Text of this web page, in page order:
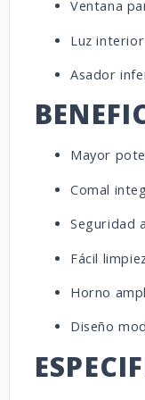
Ventana
Luz interior
Asador
Mayor
Comal
Seguridad
Fácil
Horno
Diseño